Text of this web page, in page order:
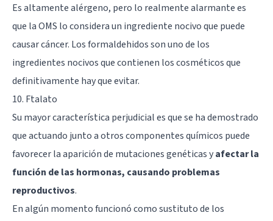
Es altamente alérgeno, pero lo realmente alarmante es
que la OMS lo considera un ingrediente nocivo que puede
causar cáncer. Los formaldehidos son uno de los
ingredientes nocivos que contienen los cosméticos que
definitivamente hay que evitar.
10. Ftalato
Su mayor característica perjudicial es que se ha demostrado
que actuando junto a otros componentes químicos puede
favorecer la aparición de mutaciones genéticas yafectar la
función de las hormonas, causando problemas
reproductivos.
En algún momento funcionó como sustituto de los